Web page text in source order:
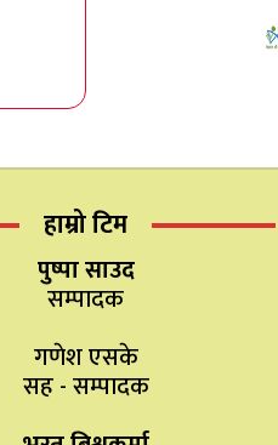
हाम्रो टिम
पुष्पा साउद
सम्पादक
गणेश एसके
सह - सम्पादक